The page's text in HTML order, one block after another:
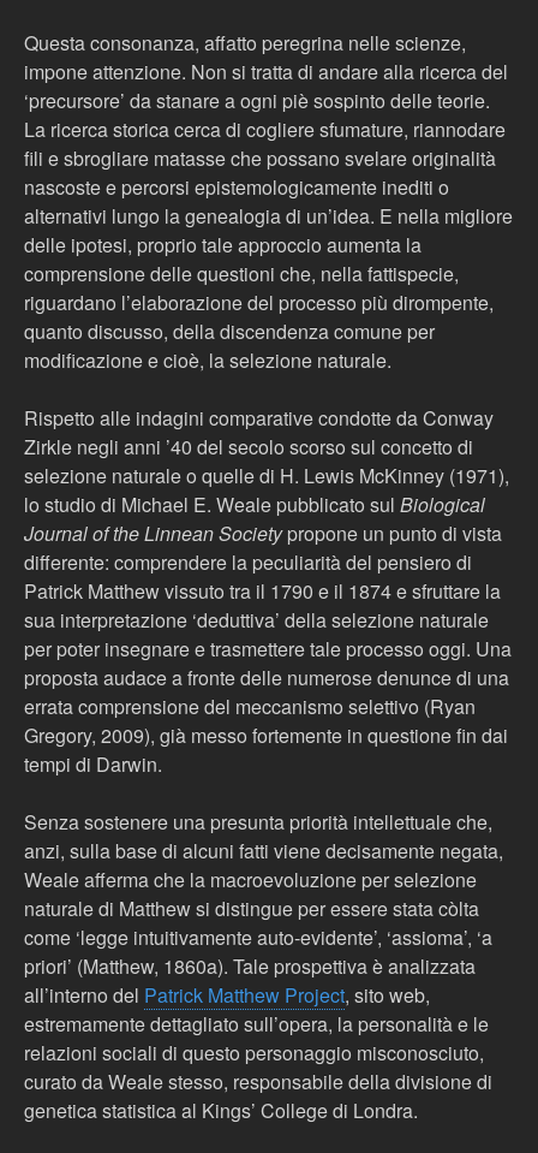
Questa consonanza, affatto peregrina nelle scienze,
impone attenzione. Non si tratta di andare alla ricerca del
‘precursore’ da stanare a ogni piè sospinto delle teorie.
La ricerca storica cerca di cogliere sfumature, riannodare
fili e sbrogliare matasse che possano svelare originalità
nascoste e percorsi epistemologicamente inediti o
alternativi lungo la genealogia di un’idea. E nella migliore
delle ipotesi, proprio tale approccio aumenta la
comprensione delle questioni che, nella fattispecie,
riguardano l’elaborazione del processo più dirompente,
quanto discusso, della discendenza comune per
modificazione e cioè, la selezione naturale.
Rispetto alle indagini comparative condotte da Conway
Zirkle negli anni ’40 del secolo scorso sul concetto di
selezione naturale o quelle di H. Lewis McKinney (1971),
lo studio di Michael E. Weale pubblicato sul Biological
Journal of the Linnean Societypropone un punto di vista
differente: comprendere la peculiarità del pensiero di
Patrick Matthew vissuto tra il 1790 e il 1874 e sfruttare la
sua interpretazione ‘deduttiva’ della selezione naturale
per poter insegnare e trasmettere tale processo oggi. Una
proposta audace a fronte delle numerose denunce di una
errata comprensione del meccanismo selettivo (Ryan
Gregory, 2009), già messo fortemente in questione fin dai
tempi di Darwin.
Senza sostenere una presunta priorità intellettuale che,
anzi, sulla base di alcuni fatti viene decisamente negata,
Weale afferma che la macroevoluzione per selezione
naturale di Matthew si distingue per essere stata còlta
come ‘legge intuitivamente auto-evidente’, ‘assioma’, ‘a
priori’ (Matthew, 1860a). Tale prospettiva è analizzata
all’interno del Patrick Matthew Project, sito web,
estremamente dettagliato sull’opera, la personalità e le
relazioni sociali di questo personaggio misconosciuto,
curato da Weale stesso, responsabile della divisione di
genetica statistica al Kings’ College di Londra.